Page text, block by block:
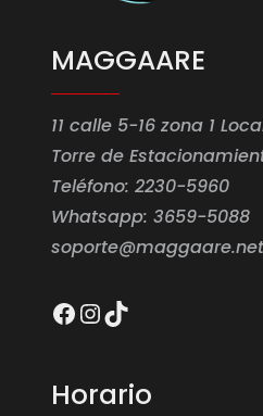
MAGGAARE
11 calle 5-16 zona 1
Torre de
Teléfono: 2230-5960
Whatsapp: 3659-5088
soporte@maggaare.net
Facebook
Instagram
TikTok
Horario